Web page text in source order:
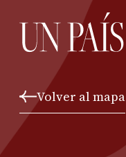
Volver al mapa